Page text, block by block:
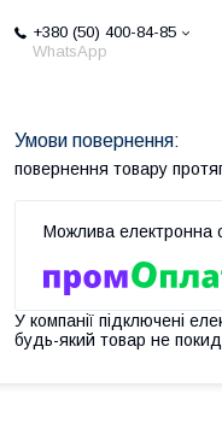
+380 (50) 400-84-85
WhatsApp
повернення товару
У компанії підключені
будь-який товар не